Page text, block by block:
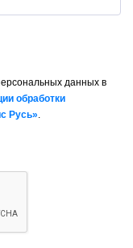
данных в
обработки
Русь».